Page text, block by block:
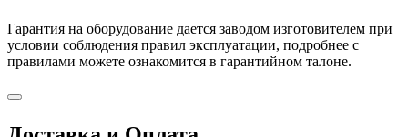
Гарантия на оборудование дается заводом изготовителем при
условии соблюдения правил эксплуатации, подробнее с
правилами можете ознакомится в гарантийном талоне.